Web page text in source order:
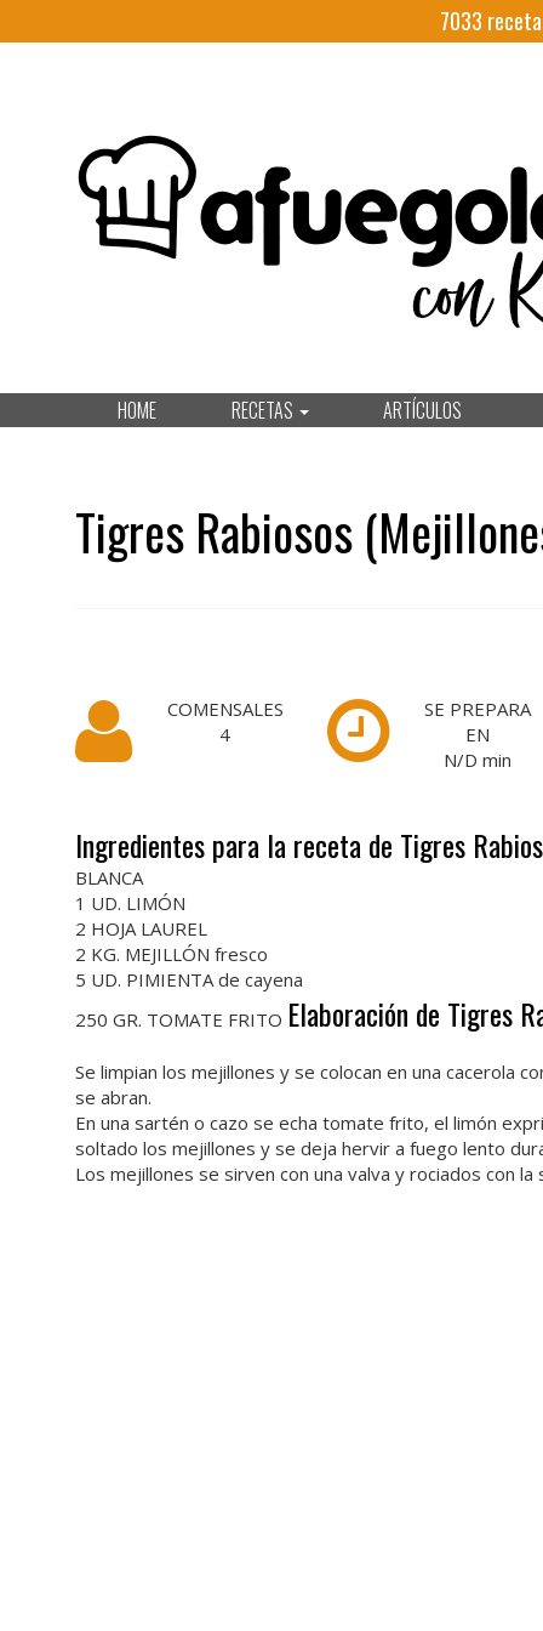
7033
HOME RECETAS ARTÍCULOS
Tigres Rabiosos
COMENSALES
4
SE PREPARA
EN
N/D min
Ingredientes para la receta de Tigres
BLANCA
1 UD. LIMÓN
2 HOJA LAUREL
2 KG. MEJILLÓN fresco
5 UD. PIMIENTA de cayena
250 GR. TOMATE FRITO Elaboración de Tigres
Se limpian los mejillones y se colocan en una cacerola
se abran.
En una sartén o cazo se echa tomate frito, el limón
soltado los mejillones y se deja hervir a fuego lento
Los mejillones se sirven con una valva y rociados con la